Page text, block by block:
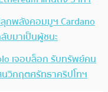
กพลังคอมมูฯ Cardano
บมาเป็นผู้ชนะ
เจอบล็อก รับทรัพย์คน
นวิกฤตศรัทธาคริปโทฯ